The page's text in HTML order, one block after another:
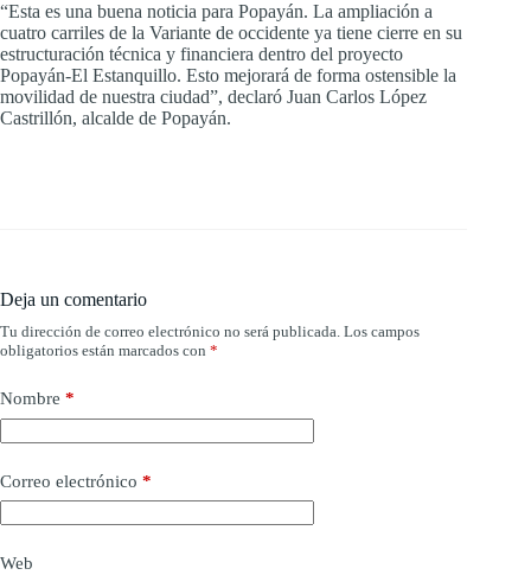
“Esta es una buena noticia para Popayán. La ampliación a
cuatro carriles de la Variante de occidente ya tiene cierre en su
estructuración técnica y financiera dentro del proyecto
Popayán-El Estanquillo. Esto mejorará de forma ostensible la
movilidad de nuestra ciudad”, declaró Juan Carlos López
Castrillón, alcalde de Popayán.
Deja un comentario
Tu dirección de correo electrónico no será publicada. Los campos
obligatorios están marcados con *
Nombre *
Correo electrónico *
Web